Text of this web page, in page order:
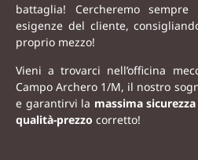
battaglia! Cercheremo
esigenze del cliente,
proprio mezzo!
Vieni a trovarci nell’officina
Campo Archero 1/M, il nostro
e garantirvi la massima sicurezza
qualità-prezzo corretto!